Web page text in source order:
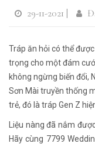
29-11-2021 |
Tráp ăn hỏi có thể
trọng cho một đám
không ngừng biến đổi,
Sơn Mài truyền thống
trẻ, đó là tráp Gen Z
Liệu nàng đã nắm
Hãy cùng 7799